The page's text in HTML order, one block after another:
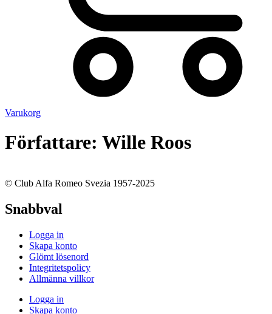
Varukorg
Författare: Wille Roos
© Club Alfa Romeo Svezia 1957-2025
Snabbval
Logga in
Skapa konto
Glömt lösenord
Integritetspolicy
Allmänna villkor
Logga in
Skapa konto